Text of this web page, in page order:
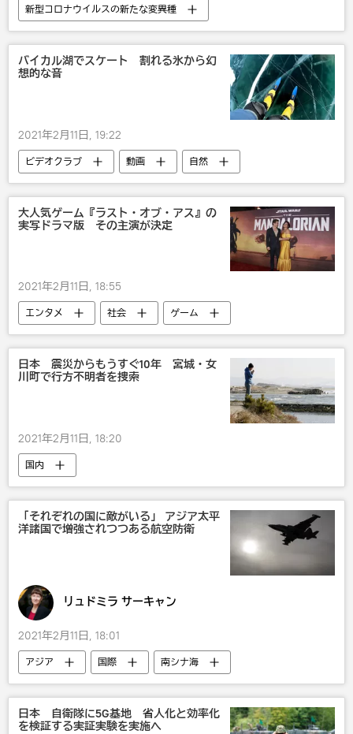
新型コロナウイルスの新たな変異種
バイカル湖でスケート 割れる氷から幻
想的な音
2021年2月11日, 19:22
ビデオクラブ 動画
自然
ロシア
大人気ゲーム『ラスト・オブ・アス』の
実写ドラマ版 その主演が決定
2021年2月11日, 18:55
エンタメ 社会
ゲーム
文化
日本 震災からもうすぐ10年 宮城・女
川町で行方不明者を捜索
2021年2月11日, 18:20
国内
「それぞれの国に敵がいる」 アジア太平
洋諸国で増強されつつある航空防衛
リュドミラ サーキャン
2021年2月11日, 18:01
アジア 国際 南シナ海
日本 自衛隊に5G基地 省人化と効率化
を検証する実証実験を実施へ